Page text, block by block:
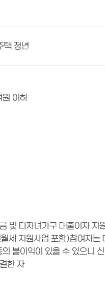
택 청년
원 이하
다자녀가구 대출이자 지
세 지원사업 포함)참여자는
불이익이 있을 수 있으니
한 자